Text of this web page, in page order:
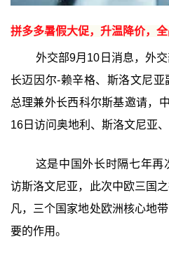
拼多多暑假大促，升温降价，
外交部9月10日消息，外
长迈因尔-赖辛格、斯洛文尼亚
总理兼外长西科尔斯基邀请，
16日访问奥地利、斯洛文尼亚、
这是中国外长时隔七年再
访斯洛文尼亚，此次中欧三国
凡，三个国家地处欧洲核心地
要的作用。